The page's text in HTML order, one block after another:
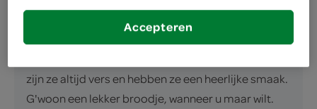
ervaart u de warmte van versgebakken broodjes,
zijn ze altijd vers en hebben ze een heerlijke smaak.
G'woon een lekker broodje, wanneer u maar wilt.
Accepteren